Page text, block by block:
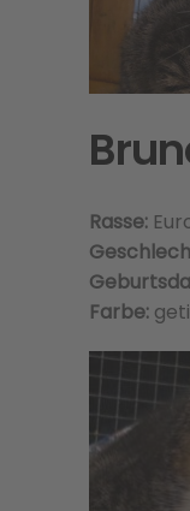
Rasse:
Farbe: